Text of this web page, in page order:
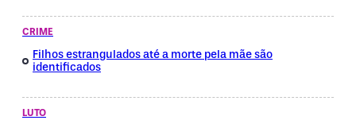
CRIME
Filhos estrangulados até a morte pela mãe são
identificados
LUTO